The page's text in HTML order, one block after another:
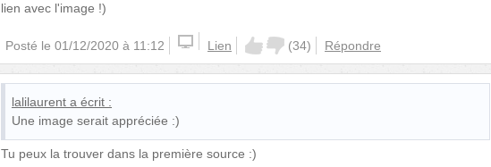
lien avec l'image !)
Posté le 01/12/2020 à 11:12 Lien (34) Répondre
lalilaurent a écrit :
Une image serait appréciée :)
Tu peux la trouver dans la première source :)